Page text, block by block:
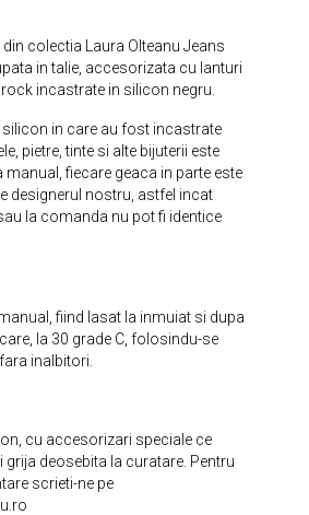
colectia Laura Olteanu Jeans
in talie, accesorizata cu lanturi
incastrate in silicon negru.
silicon in care au fost incastrate
pietre, tinte si alte bijuterii este
manual, fiecare geaca in parte este
designerul nostru, astfel incat
la comanda nu pot fi identice
fiind lasat la inmuiat si dupa
la 30 grade C, folosindu-se
inalbitori.
cu accesorizari speciale ce
grija deosebita la curatare. Pentru
scrieti-ne pe